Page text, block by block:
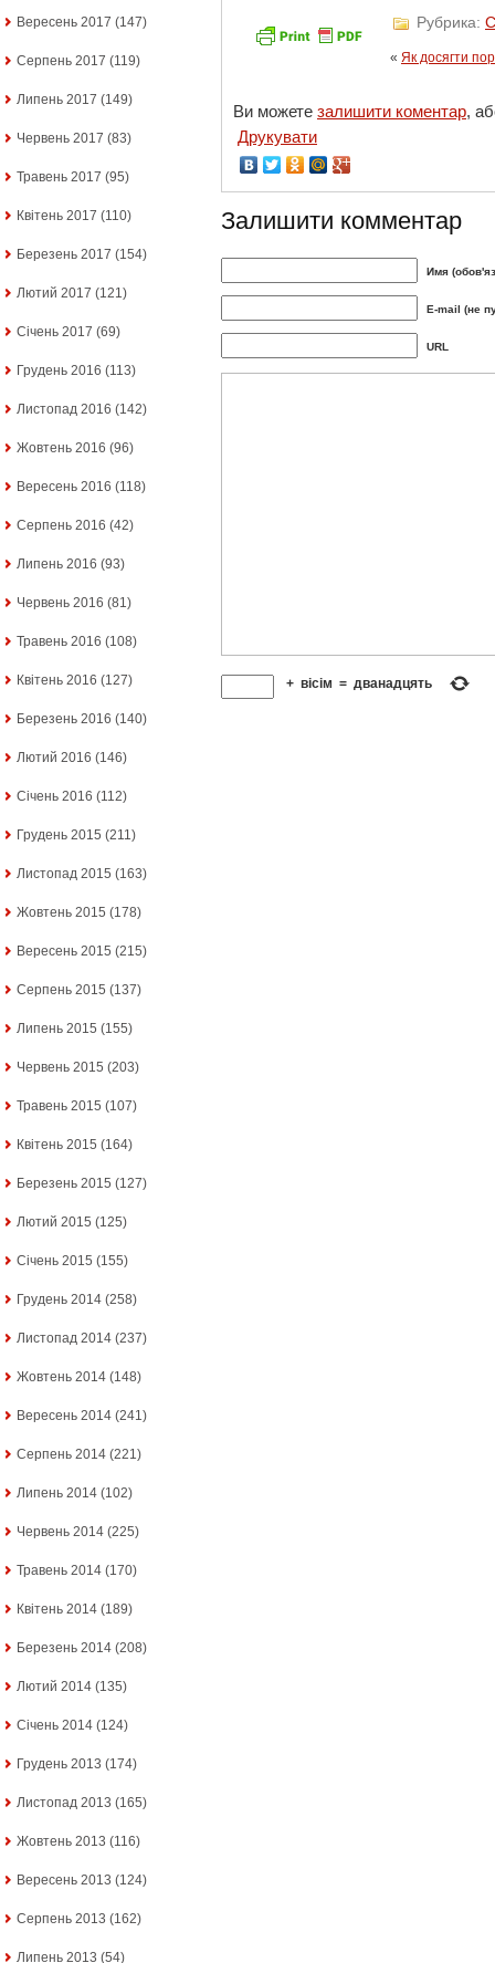
Вересень 2017 (147)
Серпень 2017 (119)
Липень 2017 (149)
Червень 2017 (83)
Травень 2017 (95)
Квітень 2017 (110)
Березень 2017 (154)
Лютий 2017 (121)
Січень 2017 (69)
Грудень 2016 (113)
Листопад 2016 (142)
Жовтень 2016 (96)
Вересень 2016 (118)
Серпень 2016 (42)
Липень 2016 (93)
Червень 2016 (81)
Травень 2016 (108)
Квітень 2016 (127)
Березень 2016 (140)
Лютий 2016 (146)
Січень 2016 (112)
Грудень 2015 (211)
Листопад 2015 (163)
Жовтень 2015 (178)
Вересень 2015 (215)
Серпень 2015 (137)
Липень 2015 (155)
Червень 2015 (203)
Травень 2015 (107)
Квітень 2015 (164)
Березень 2015 (127)
Лютий 2015 (125)
Січень 2015 (155)
Грудень 2014 (258)
Листопад 2014 (237)
Жовтень 2014 (148)
Вересень 2014 (241)
Серпень 2014 (221)
Липень 2014 (102)
Червень 2014 (225)
Травень 2014 (170)
Квітень 2014 (189)
Березень 2014 (208)
Лютий 2014 (135)
Січень 2014 (124)
Грудень 2013 (174)
Листопад 2013 (165)
Жовтень 2013 (116)
Вересень 2013 (124)
Серпень 2013 (162)
Липень 2013 (54)
Рубрика:
« Як досягти
Ви можете залишити коментар,
Друкувати
Залишити комментар
Имя
E-mail (не
URL
+ вісім = дванадцять